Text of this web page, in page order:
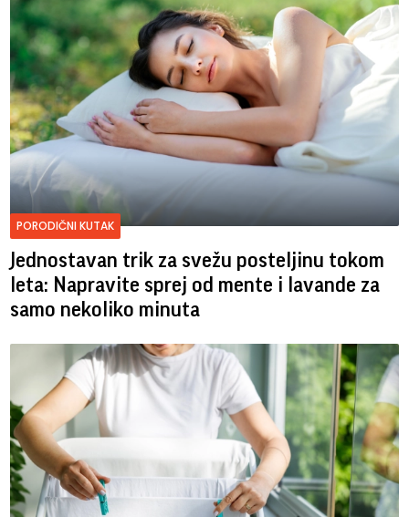
PORODIČNI KUTAK
Jednostavan trik za svežu posteljinu tokom
leta: Napravite sprej od mente i lavande za
samo nekoliko minuta